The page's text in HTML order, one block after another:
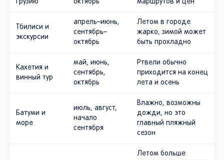
Грузию
октябрь
маршрутов и цен
Тбилиси и
экскурсии
апрель–июнь,
сентябрь–
октябрь
Летом в городе
жарко, зимой может
быть прохладно
Кахетия и
винный тур
май, июнь,
сентябрь,
октябрь
Ртвели обычно
приходится на конец
лета и осень
Батуми и
море
июль, август,
начало
сентября
Влажно, возможны
дожди, но это
главный пляжный
сезон
Летом больше